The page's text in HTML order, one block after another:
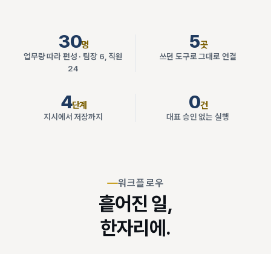
30명
업무량 따라 편성 · 팀장 6, 직원
24
5곳
쓰던 도구로 그대로 연결
4단계
지시에서 저장까지
0건
대표 승인 없는 실행
워크플로우
흩어진 일,
한자리에.